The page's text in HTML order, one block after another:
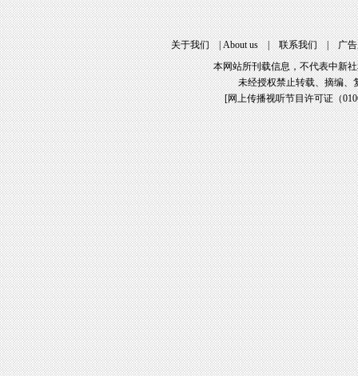
关于我们 | About u | 联系我们 | 广
本网站所刊载信息，不代表中新
未经授权禁止转载、摘编、
[网上传播视听节目许可证（